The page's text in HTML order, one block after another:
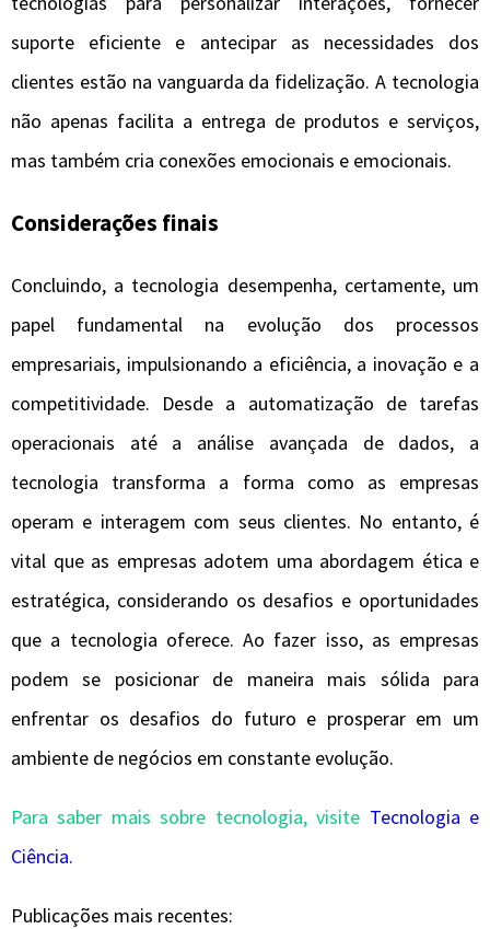
suporte eficiente e antecipar as necessidades dos
clientes estão na vanguarda da fidelização. A tecnologia
não apenas facilita a entrega de produtos e serviços,
mas também cria conexões emocionais e emocionais.
Considerações finais
Concluindo, a tecnologia desempenha, certamente, um
papel fundamental na evolução dos processos
empresariais, impulsionando a eficiência, a inovação e a
competitividade. Desde a automatização de tarefas
operacionais até a análise avançada de dados, a
tecnologia transforma a forma como as empresas
operam e interagem com seus clientes. No entanto, é
vital que as empresas adotem uma abordagem ética e
estratégica, considerando os desafios e oportunidades
que a tecnologia oferece. Ao fazer isso, as empresas
podem se posicionar de maneira mais sólida para
enfrentar os desafios do futuro e prosperar em um
ambiente de negócios em constante evolução.
Para saber mais sobre tecnologia, visite Tecnologia e
Ciência.
Publicações mais recentes: